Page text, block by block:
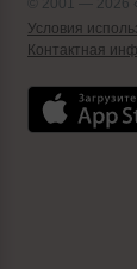
© 2001 — 2026
Условия
Контактная